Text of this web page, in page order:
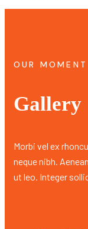
OUR MOMENT
Gallery
Morbi vel ex
neque nibh.
ut leo. Integer